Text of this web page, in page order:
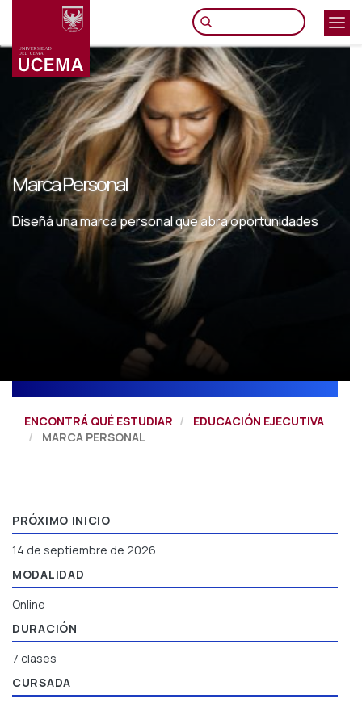
principal
Marca Personal
Diseñá una marca personal que abra oportunidades
ENCONTRÁ QUÉ ESTUDIAR
EDUCACIÓN EJECUTIVA
MARCA PERSONAL
PRÓXIMO INICIO
14 de septiembre de 2026
MODALIDAD
Online
DURACIÓN
7 clases
CURSADA